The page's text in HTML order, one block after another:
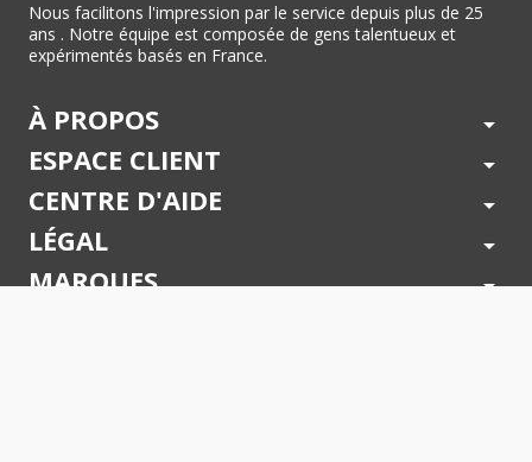
Nous facilitons l'impression par le service depuis plus de 25
ans . Notre équipe est composée de gens talentueux et
expérimentés basés en France.
À PROPOS arrow_drop_down
ESPACE CLIENT arrow_drop_down
CENTRE D'AIDE arrow_drop_down
LÉGAL arrow_drop_down
MARQUES arrow_drop_down